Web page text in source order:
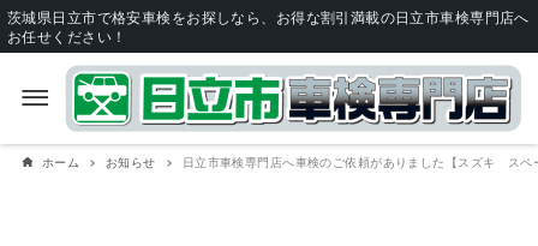
茨城県日立市で格安車検をお探しなら、お得な割引満載の日立市車検専門店へ
お任せください！
ホーム お知らせ 日立市車検専門店へ車検のご依頼がありました【スズキ スペ